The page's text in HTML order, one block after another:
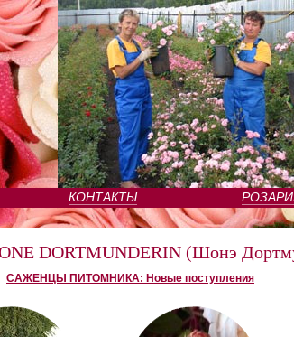
КОНТАКТЫ
DORTMUNDERIN (Шонэ
САЖЕНЦЫ ПИТОМНИКА: Новые поступления